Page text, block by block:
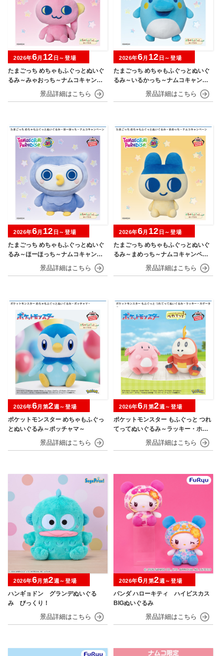
たまごっち めちゃもふぐっとぬいぐ
るみ～みゃおっち～ナムコキャンペ
2026年6月 12 日～登場
たまごっち めちゃもふぐっとぬいぐ
るみ～いるかっち～ナムコキャンペ
2026年6月 12 日～登場
たまごっち めちゃもふぐっとぬいぐ
るみ～ほーほっち～ナムコキャンペ
2026年6月 12 日～登場
たまごっち めちゃもふぐっとぬいぐ
るみ～まめっち～ナムコキャンペー
2026年6月 12 日～登場
ポケットモンスター めちゃもふぐっ
とぬいぐるみ～ポッチャマ～
2026年6月第2週～登場
ポケットモンスター もふぐっと つれ
てってぬいぐるみ～ラッキー・ホゲ
2026年6月第2週～登場
ハンギョドン グランデぬいぐる
み びっくり！
2026年6月第2週～登場
パンダ ハローキティ ハイビスカス
BIGぬいぐるみ
2026年6月第2週～登場